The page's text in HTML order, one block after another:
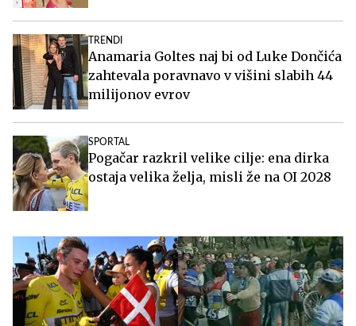
TRENDI
Anamaria Goltes naj bi od Luke Dončića
zahtevala poravnavo v višini slabih 44
milijonov evrov
SPORTAL
Pogačar razkril velike cilje: ena dirka
ostaja velika želja, misli že na OI 2028